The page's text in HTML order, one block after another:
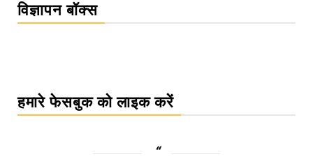
विज्ञापन बॉक्स
हमारे फेसबुक को लाइक करें